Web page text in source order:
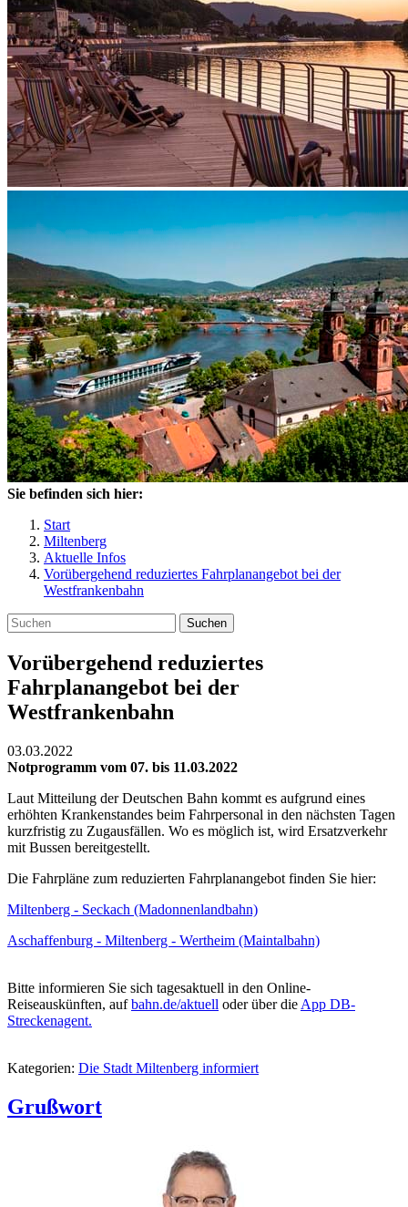
Sie befinden sich hier:
Start
Miltenberg
Aktuelle Infos
Vorübergehend reduziertes Fahrplanangebot bei der
Westfrankenbahn
Suchen
Vorübergehend reduziertes
Fahrplanangebot bei der
Westfrankenbahn
03.03.2022
Notprogramm vom 07. bis 11.03.2022
Laut Mitteilung der Deutschen Bahn kommt es aufgrund eines
erhöhten Krankenstandes beim Fahrpersonal in den nächsten Tagen
kurzfristig zu Zugausfällen. Wo es möglich ist, wird Ersatzverkehr
mit Bussen bereitgestellt.
Die Fahrpläne zum reduzierten Fahrplanangebot finden Sie hier:
Miltenberg - Seckach (Madonnenlandbahn)
Aschaffenburg - Miltenberg - Wertheim (Maintalbahn)
Bitte informieren Sie sich tagesaktuell in den Online-
Reiseauskünften, aufbahn.de/aktuell oder über die App DB-
Streckenagent.
Kategorien: Die Stadt Miltenberg informiert
Grußwort